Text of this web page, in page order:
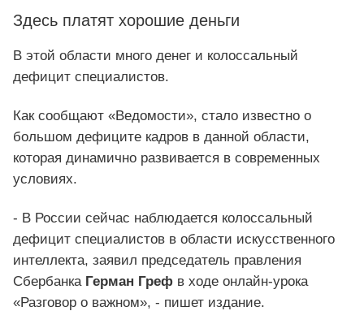
Здесь платят хорошие деньги
В этой области много денег и колоссальный
дефицит специалистов.
Как сообщают «Ведомости», стало известно о
большом дефиците кадров в данной области,
которая динамично развивается в современных
условиях.
- В России сейчас наблюдается колоссальный
дефицит специалистов в области искусственного
интеллекта, заявил председатель правления
Сбербанка Герман Греф в ходе онлайн-урока
«Разговор о важном», - пишет издание.